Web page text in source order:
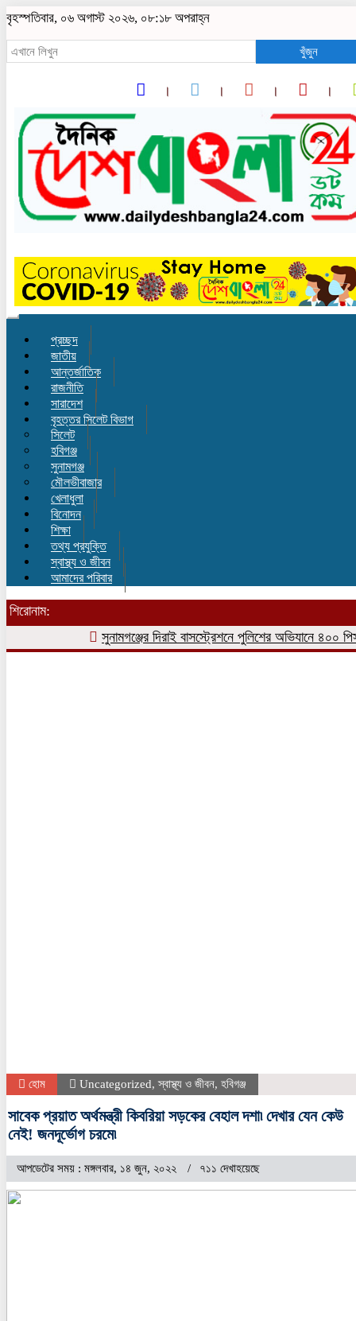
বৃহস্পতিবার, ০৬ অগাস্ট ২০২৬, ০৮:১৮ অপরাহ্ন
খুঁজুন
Toggle
প্রচ্ছদ
জাতীয়
আন্তর্জাতিক
রাজনীতি
সারাদেশ
বৃহত্তর সিলেট বিভাগ
সিলেট
হবিগঞ্জ
সুনামগঞ্জ
মৌলভীবাজার
খেলাধুলা
বিনোদন
শিক্ষা
তথ্য প্রযুক্তি
স্বাস্থ্য ও জীবন
আমাদের পরিবার
শিরোনাম:
সুনামগঞ্জের দিরাই বাসস্ট্রেশনে পুলিশের অভিযানে ৪০০ পিস
হোম Uncategorized, স্বাস্থ্য ও জীবন, হবিগঞ্জ
সাবেক প্রয়াত অর্থমন্ত্রী কিবরিয়া সড়কের বেহাল দশা৷ দেখার যেন কেউ
নেই! জনদূর্ভোগ চরমে৷
আপডেটের সময় : মঙ্গলবার, ১৪ জুন, ২০২২ ৭১১ দেখাহয়েছে